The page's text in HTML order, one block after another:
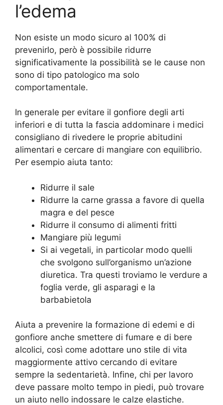
l’edema
Non esiste un modo sicuro al 100% di
prevenirlo, però è possibile ridurre
significativamente la possibilità se le cause non
sono di tipo patologico ma solo
comportamentale.
In generale per evitare il gonfiore degli arti
inferiori e di tutta la fascia addominare i medici
consigliano di rivedere le proprie abitudini
alimentari e cercare di mangiare con equilibrio.
Per esempio aiuta tanto:
Ridurre il sale
Ridurre la carne grassa a favore di quella
magra e del pesce
Ridurre il consumo di alimenti fritti
Mangiare più legumi
Si ai vegetali, in particolar modo quelli
che svolgono sull’organismo un’azione
diuretica. Tra questi troviamo le verdure a
foglia verde, gli asparagi e la
barbabietola
Aiuta a prevenire la formazione di edemi e di
gonfiore anche smettere di fumare e di bere
alcolici, così come adottare uno stile di vita
maggiormente attivo cercando di evitare
sempre la sedentarietà. Infine, chi per lavoro
deve passare molto tempo in piedi, può trovare
un aiuto nello indossare le calze elastiche.